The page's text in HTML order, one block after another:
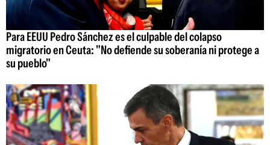
Para EEUU Pedro Sánchez es el culpable del colapso
migratorio en Ceuta: "No defiende su soberanía ni protege a
su pueblo"